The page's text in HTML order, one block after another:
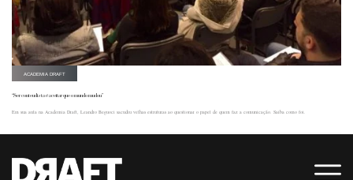
ACADEMIA DRAFT
“Ser conteudista é aceitar que o mundo mudou”
Em sua aula na Academia Draft, Leandro Beguoci sacudiu velhas estruturas ao questionar o papel de quem faz a comunicação. Saiba como foi.